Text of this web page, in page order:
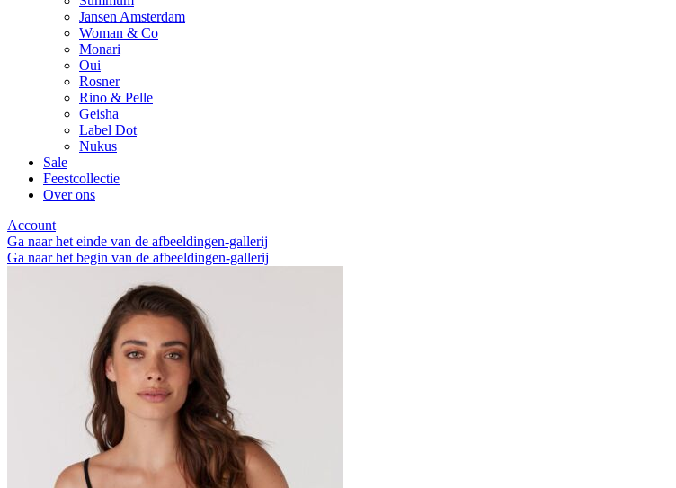
Jansen Amsterdam
Woman & Co
Monari
Oui
Rosner
Rino & Pelle
Geisha
Label Dot
Nukus
Sale
Feestcollectie
Over ons
Account
Ga naar het einde van de afbeeldingen-gallerij
Ga naar het begin van de afbeeldingen-gallerij